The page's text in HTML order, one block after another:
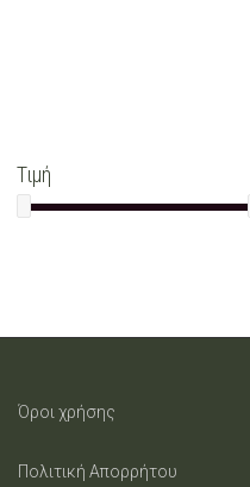
Τιμή
Όροι χρήσης
Πολιτική Απορρήτου